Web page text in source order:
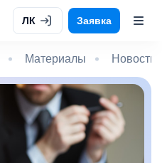
ЛК Заявка
Материалы Новости